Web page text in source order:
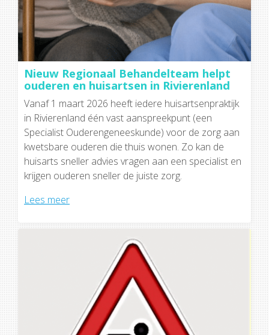
Nieuw Regionaal Behandelteam helpt
ouderen en huisartsen in Rivierenland
Vanaf 1 maart 2026 heeft iedere huisartsenpraktijk
in Rivierenland één vast aanspreekpunt (een
Specialist Ouderengeneeskunde) voor de zorg aan
kwetsbare ouderen die thuis wonen. Zo kan de
huisarts sneller advies vragen aan een specialist en
krijgen ouderen sneller de juiste zorg.
Lees meer